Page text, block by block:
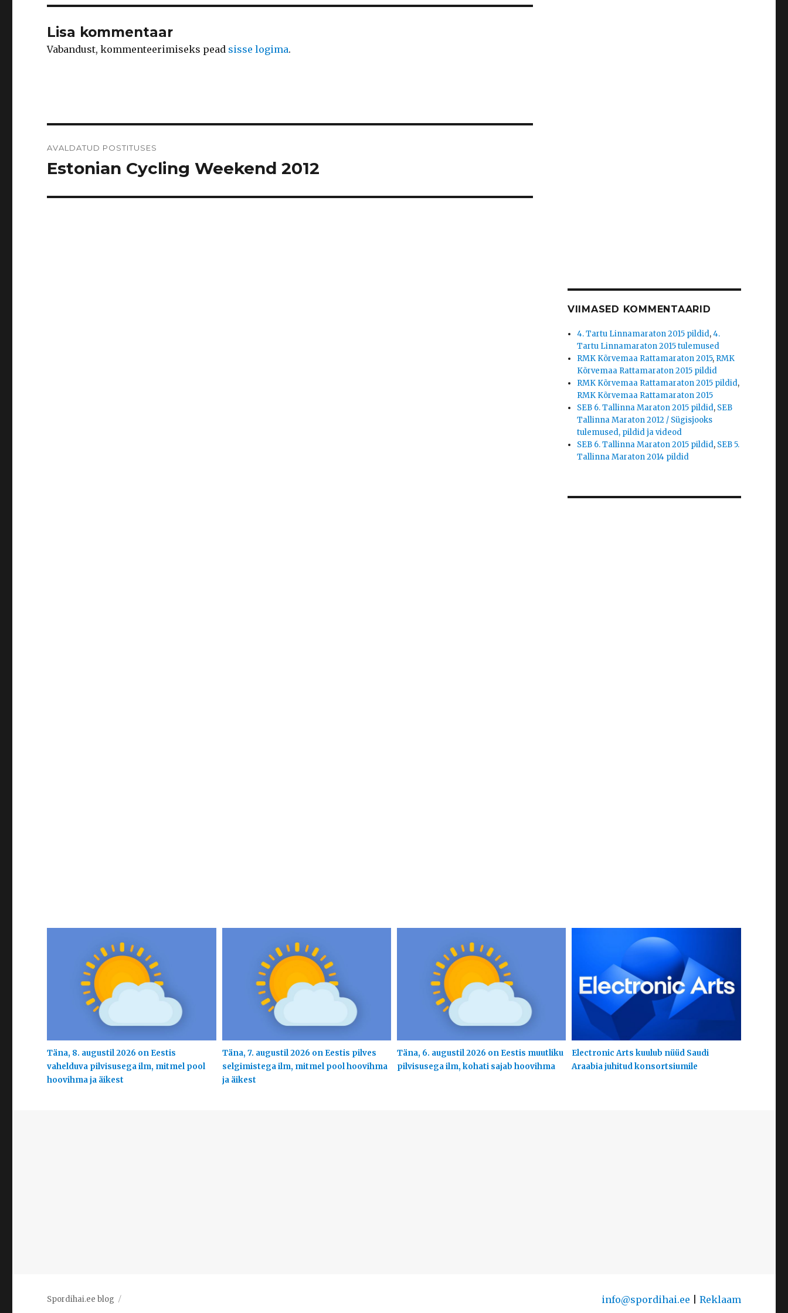
Lisa kommentaar
Vabandust, kommenteerimiseks pead sisse logima.
AVALDATUD POSTITUSES
Estonian Cycling Weekend 2012
VIIMASED KOMMENTAARID
4. Tartu Linnamaraton 2015 pildid,4.
Tartu Linnamaraton 2015 tulemused
RMK Kõrvemaa Rattamaraton 2015, RMK
Kõrvemaa Rattamaraton 2015 pildid
RMK Kõrvemaa Rattamaraton 2015 pildid,
RMK Kõrvemaa Rattamaraton 2015
SEB 6. Tallinna Maraton 2015 pildid, SEB
Tallinna Maraton 2012 / Sügisjooks
tulemused, pildid ja videod
SEB 6. Tallinna Maraton 2015 pildid, SEB 5.
Tallinna Maraton 2014 pildid
Täna, 8. augustil 2026 on Eestis
vahelduva pilvisusega ilm, mitmel pool
hoovihma ja äikest
Täna, 7. augustil 2026 on Eestis pilves
selgimistega ilm, mitmel pool hoovihma
ja äikest
Täna, 6. augustil 2026 on Eestis muutliku
pilvisusega ilm, kohati sajab hoovihma
Electronic Arts kuulub nüüd Saudi
Araabia juhitud konsortsiumile
Spordihai.ee blog info@spordihai.ee Reklaam